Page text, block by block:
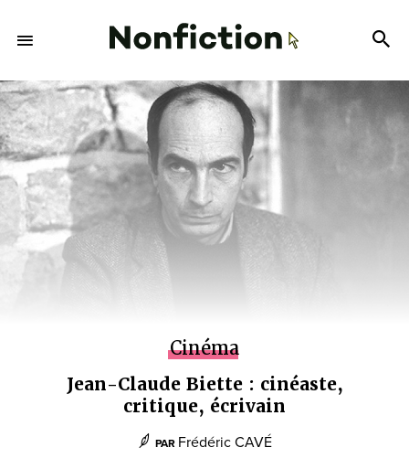
Cinéma
Jean-Claude Biette : cinéaste,
critique, écrivain
PAR Frédéric CAVÉ